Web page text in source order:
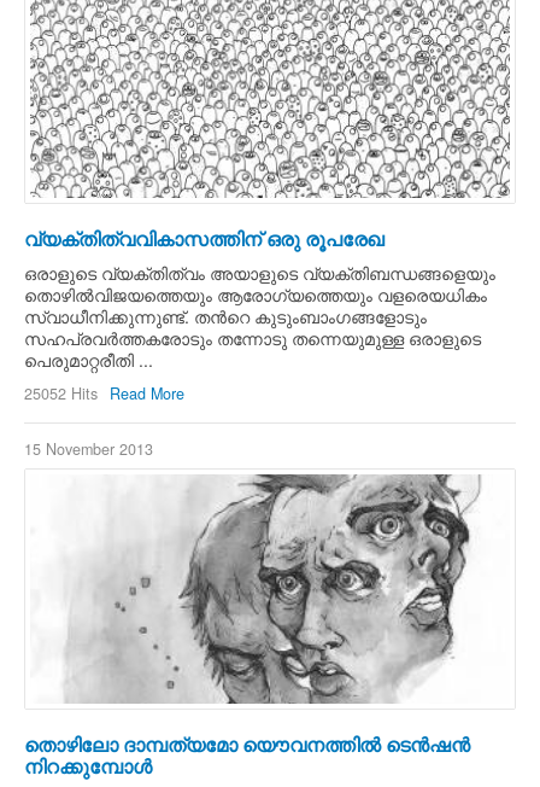
വ്യക്തിത്വവികാസത്തിന് ഒരു രൂപരേഖ
ഒരാളുടെ വ്യക്തിത്വം അയാളുടെ വ്യക്തിബന്ധങ്ങളെയും
തൊഴില്‍വിജയത്തെയും ആരോഗ്യത്തെയും വളരെയധികം
സ്വാധീനിക്കുന്നുണ്ട്. തന്‍റെ കുടുംബാംഗങ്ങളോടും
സഹപ്രവര്‍ത്തകരോടും തന്നോടു തന്നെയുമുള്ള ഒരാളുടെ
പെരുമാറ്റരീതി ...
25052 Hits Read More
15 November 2013
തൊഴിലോ ദാമ്പത്യമോ യൌവനത്തില്‍ ടെന്‍ഷന്‍
നിറക്കുമ്പോള്‍